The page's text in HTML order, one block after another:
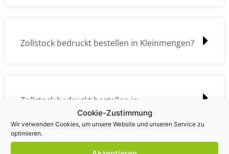
Cookie-Zustimmung
Wir verwenden Cookies, um unsere Website und unseren Service zu
optimieren.
Zollstock bedruckt bestellen in Kleinmengen?
Zollstock bedruckt bestellen in